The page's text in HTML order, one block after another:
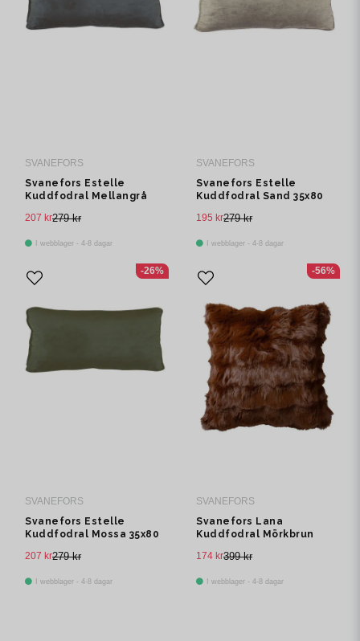
SVANEFORS
Svanefors Estelle
Kuddfodral Mellangrå
279 kr
207 kr
I webblager - 4-8 dagar
SVANEFORS
Svanefors Estelle
Kuddfodral Sand 35x80
279 kr
195 kr
I webblager - 4-8 dagar
SVANEFORS
Svanefors Estelle
Kuddfodral Mossa 35x80
279 kr
207 kr
I webblager - 4-8 dagar
-26%
SVANEFORS
Svanefors Lana
Kuddfodral Mörkbrun
399 kr
174 kr
I webblager - 4-8 dagar
-56%